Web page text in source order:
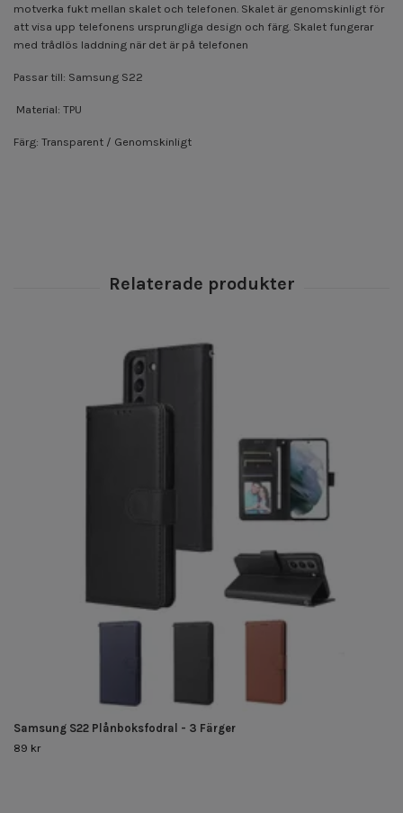
motverka fukt mellan skalet och telefonen. Skalet är genomskinligt för
att visa upp telefonens ursprungliga design och färg. Skalet fungerar
med trådlös laddning när det är på telefonen
Passar till: Samsung S22
Material: TPU
Färg: Transparent / Genomskinligt
Samsung S22 Plånboksfodral - 3 Färger
89 kr